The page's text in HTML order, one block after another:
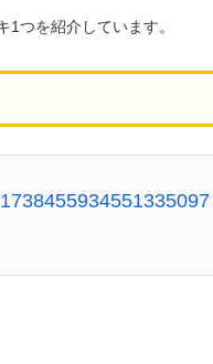
つを紹介しています。